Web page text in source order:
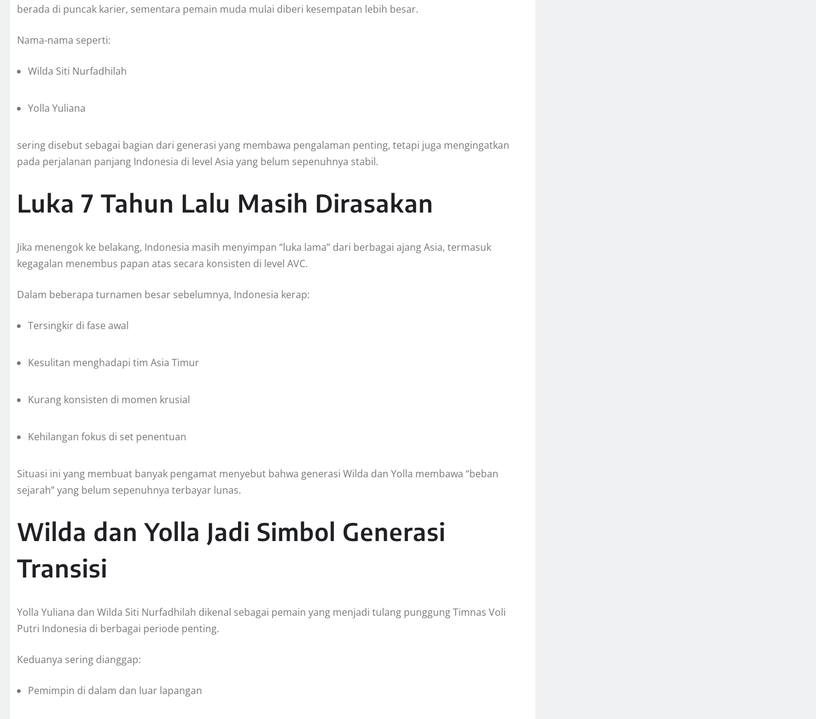
berada di puncak karier, sementara pemain muda mulai diberi kesempatan lebih besar.
Nama-nama seperti:
Wilda Siti Nurfadhilah
Yolla Yuliana
sering disebut sebagai bagian dari generasi yang membawa pengalaman penting, tetapi juga mengingatkan
pada perjalanan panjang Indonesia di level Asia yang belum sepenuhnya stabil.
Luka 7 Tahun Lalu Masih Dirasakan
Jika menengok ke belakang, Indonesia masih menyimpan “luka lama” dari berbagai ajang Asia, termasuk
kegagalan menembus papan atas secara konsisten di level AVC.
Dalam beberapa turnamen besar sebelumnya, Indonesia kerap:
Tersingkir di fase awal
Kesulitan menghadapi tim Asia Timur
Kurang konsisten di momen krusial
Kehilangan fokus di set penentuan
Situasi ini yang membuat banyak pengamat menyebut bahwa generasi Wilda dan Yolla membawa “beban
sejarah” yang belum sepenuhnya terbayar lunas.
Wilda dan Yolla Jadi Simbol Generasi
Transisi
Yolla Yuliana dan Wilda Siti Nurfadhilah dikenal sebagai pemain yang menjadi tulang punggung Timnas Voli
Putri Indonesia di berbagai periode penting.
Keduanya sering dianggap:
Pemimpin di dalam dan luar lapangan